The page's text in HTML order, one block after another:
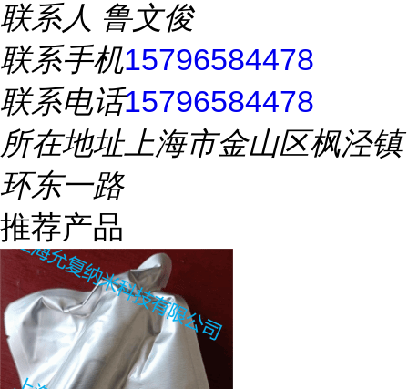
联系人 鲁文俊
联系手机15796584478
联系电话15796584478
所在地址上海市金山区枫泾镇
环东一路
推荐产品